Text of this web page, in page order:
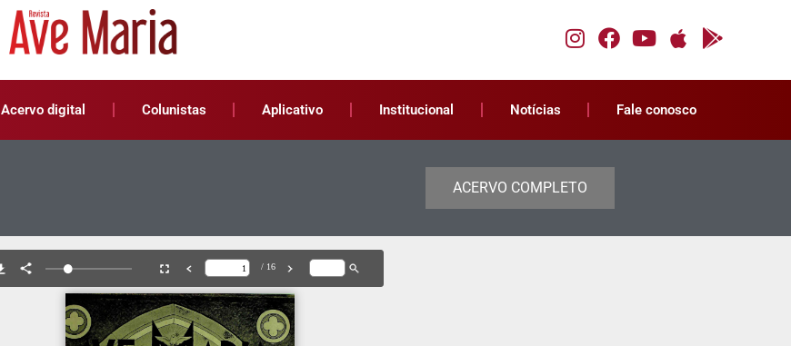
Acervo digital Colunistas Aplicativo Institucional Notícias Fale conosco
ACERVO COMPLETO